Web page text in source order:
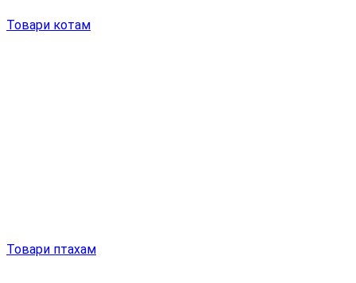
Товари котам
Товари птахам